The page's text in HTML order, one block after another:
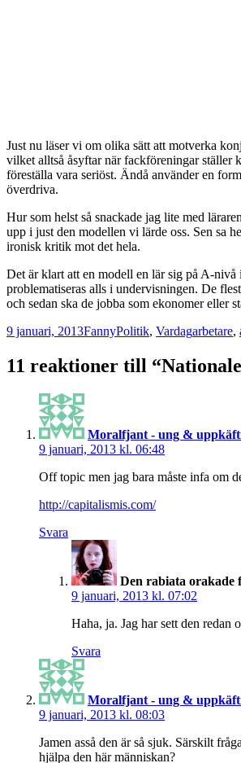
Just nu läser vi om olika sätt att motverka
vilket alltså åsyftar när fackföreningar ställer
föreställa vara seriöst. Ändå använder en
överdriva.
Hur som helst så snackade jag lite med
upp i just den modellen vi lärde oss. Sen sa
ironisk kritik mot det hela.
Det är klart att en modell en lär sig på A-
problematiseras alls i undervisningen. De
och sedan ska de jobba som ekonomer eller
Postat
9 januari, 2013Författare
FannyKategorier
Politik, VardagTaggar
arbetare,
11 reaktioner till
Moralfjant - ung &
9 januari, 2013 kl. 06:48
Off topic men jag bara måste infa om
http://capitalismis.com/
Svara
Den rabiata orakade
9 januari, 2013 kl. 07:02
Haha, ja. Jag har sett den redan
Svara
Moralfjant - ung &
9 januari, 2013 kl. 08:03
Jamen asså den är så sjuk. Särskilt
hjälpa den här människan?